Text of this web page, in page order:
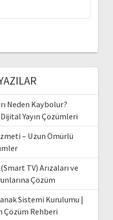
Neden Kaybolur?
Yayın Çözümleri
– Uzun Ömürlü
TV) Arızaları ve
Çözüm
Sistemi Kurulumu |
Rehberi